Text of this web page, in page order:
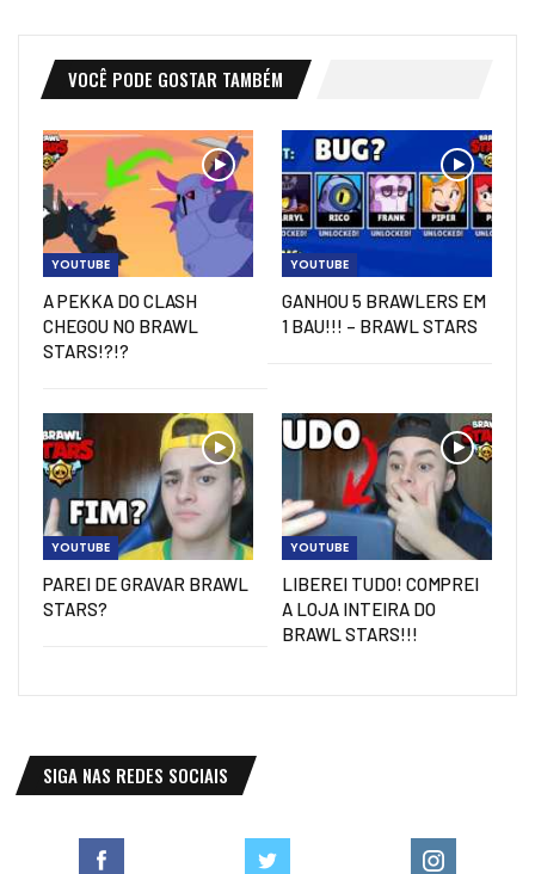
VOCÊ PODE GOSTAR TAMBÉM
YOUTUBE
A PEKKA DO CLASH
CHEGOU NO BRAWL
STARS!?!?
YOUTUBE
GANHOU 5 BRAWLERS EM
1 BAU!!! – BRAWL STARS
YOUTUBE
PAREI DE GRAVAR BRAWL
STARS?
YOUTUBE
LIBEREI TUDO! COMPREI
A LOJA INTEIRA DO
BRAWL STARS!!!
SIGA NAS REDES SOCIAIS